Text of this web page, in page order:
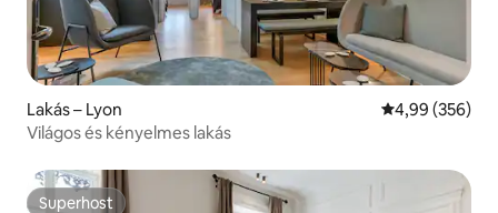
Lakás – Lyon Átlagos
4,99 (356)
Világos és kényelmes lakás
Superhost